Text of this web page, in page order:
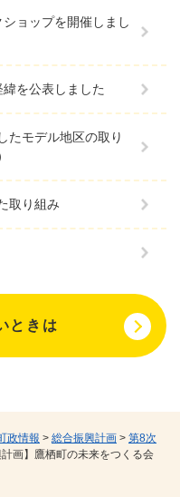
政情報 > 総合振興計画 > 第8次
計画】鷹栖町の未来をつくる会
ショップを開催しまし
を公表しました
たモデル地区の取り
取り組み
ときは